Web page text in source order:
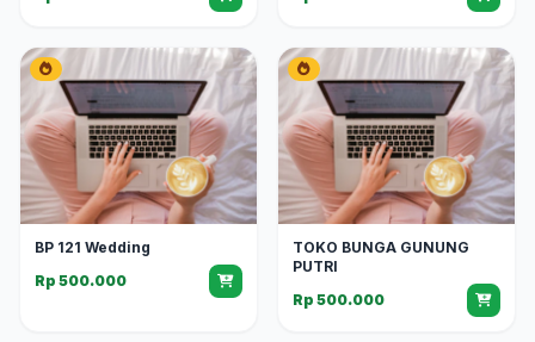
BP 121 Wedding
Rp 500.000
TOKO BUNGA GUNUNG
PUTRI
Rp 500.000